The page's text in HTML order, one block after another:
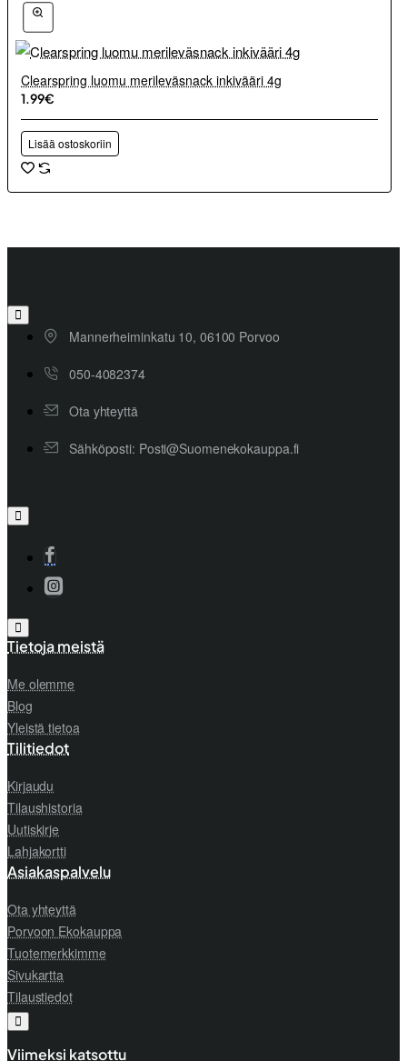
Clearspring luomu merileväsnack inkivääri 4g
1.99€
Lisää ostoskoriin
Mannerheiminkatu 10, 06100 Porvoo
050-4082374
Ota yhteyttä
Sähköposti: Posti@Suomenekokauppa.fi
Tietoja meistä
Me olemme
Blog
Yleistä tietoa
Tilitiedot
Kirjaudu
Tilaushistoria
Uutiskirje
Lahjakortti
Asiakaspalvelu
Ota yhteyttä
Porvoon Ekokauppa
Tuotemerkkimme
Sivukartta
Tilaustiedot
Viimeksi katsottu